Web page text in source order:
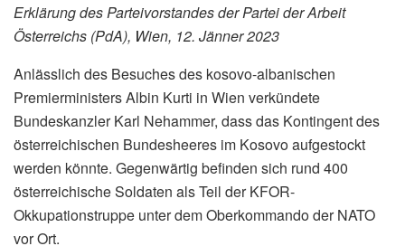
Erklärung des Parteivorstandes der Partei der Arbeit
Österreichs (PdA), Wien, 12. Jänner 2023
Anlässlich des Besuches des kosovo-albanischen
Premierministers Albin Kurti in Wien verkündete
Bundeskanzler Karl Nehammer, dass das Kontingent des
österreichischen Bundesheeres im Kosovo aufgestockt
werden könnte. Gegenwärtig befinden sich rund 400
österreichische Soldaten als Teil der KFOR-
Okkupationstruppe unter dem Oberkommando der NATO
vor Ort.